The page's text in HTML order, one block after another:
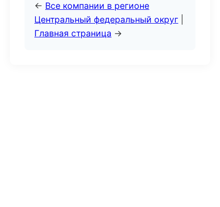
← Все компании в регионе
Центральный федеральный округ
Главная страница →